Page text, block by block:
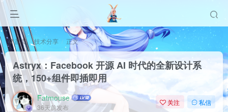
首页 技术分享 正文
Astryx：Facebook 开源 AI 时代的全新设计系
统，150+组件即插即用
Fatmouse
36天前发布
关注 私信